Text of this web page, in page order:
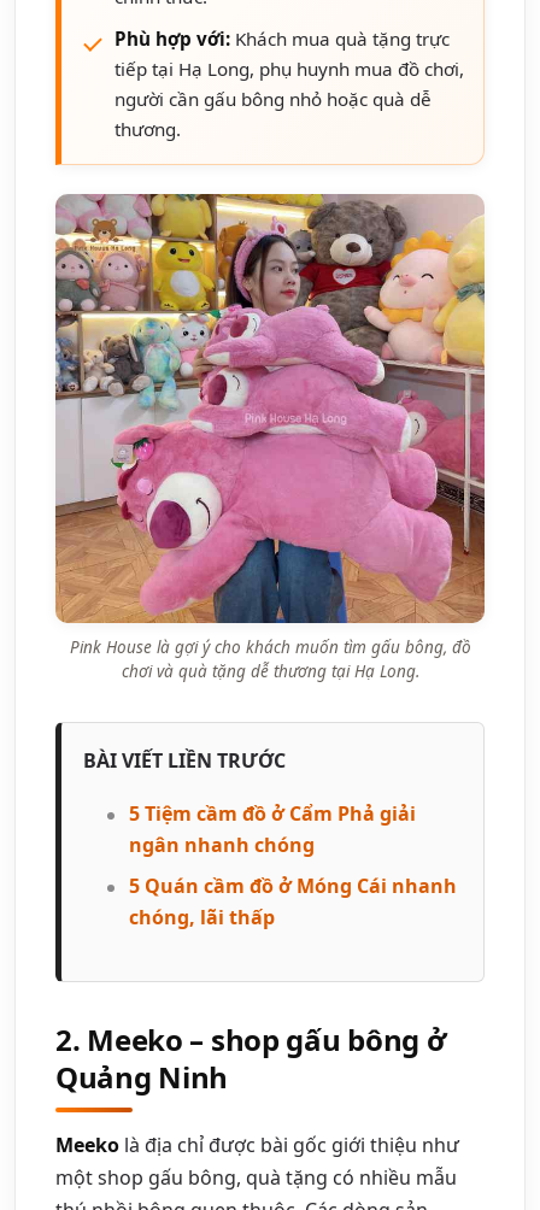
Phù hợp với: Khách mua quà tặng trực
tiếp tại Hạ Long, phụ huynh mua đồ chơi,
người cần gấu bông nhỏ hoặc quà dễ
thương.
Pink House là gợi ý cho khách muốn tìm gấu bông, đồ
chơi và quà tặng dễ thương tại Hạ Long.
BÀI VIẾT LIỀN TRƯỚC
5 Tiệm cầm đồ ở Cẩm Phả giải
ngân nhanh chóng
5 Quán cầm đồ ở Móng Cái nhanh
chóng, lãi thấp
2. Meeko – shop gấu bông ở
Quảng Ninh
Meeko là địa chỉ được bài gốc giới thiệu như
một shop gấu bông, quà tặng có nhiều mẫu